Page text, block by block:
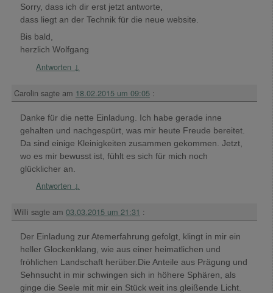
Sorry, dass ich dir erst jetzt antworte,
dass liegt an der Technik für die neue website.
Bis bald,
herzlich Wolfgang
Antworten ↓
Carolin sagte am 18.02.2015 um 09:05 :
Danke für die nette Einladung. Ich habe gerade inne
gehalten und nachgespürt, was mir heute Freude bereitet.
Da sind einige Kleinigkeiten zusammen gekommen. Jetzt,
wo es mir bewusst ist, fühlt es sich für mich noch
glücklicher an.
Antworten ↓
Willi sagte am 03.03.2015 um 21:31 :
Der Einladung zur Atemerfahrung gefolgt, klingt in mir ein
heller Glockenklang, wie aus einer heimatlichen und
fröhlichen Landschaft herüber.Die Anteile aus Prägung und
Sehnsucht in mir schwingen sich in höhere Sphären, als
ginge die Seele mit mir ein Stück weit ins gleißende Licht.